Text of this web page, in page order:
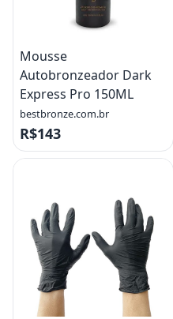
Mousse
Autobronzeador Dark
Express Pro 150ML
bestbronze.com.br
R$143